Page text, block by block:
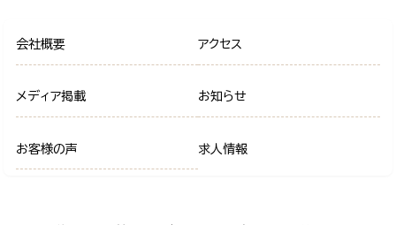
会社概要 アクセス
メディア掲載 お知らせ
お客様の声 求人情報